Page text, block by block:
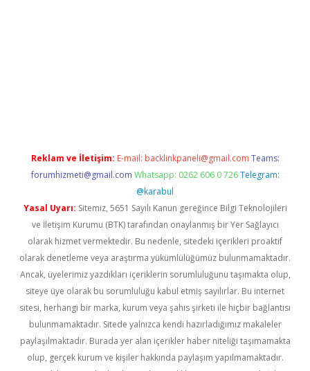
Reklam ve İletişim: E-mail: backlinkpaneli@gmail.com Teams:
forumhizmeti@gmail.com Whatsapp: 0262 606 0 726 Telegram:
@karabul
Yasal Uyarı: Sitemiz, 5651 Sayılı Kanun gereğince Bilgi Teknolojileri
ve İletişim Kurumu (BTK) tarafından onaylanmış bir Yer Sağlayıcı
olarak hizmet vermektedir. Bu nedenle, sitedeki içerikleri proaktif
olarak denetleme veya araştırma yükümlülüğümüz bulunmamaktadır.
Ancak, üyelerimiz yazdıkları içeriklerin sorumluluğunu taşımakta olup,
siteye üye olarak bu sorumluluğu kabul etmiş sayılırlar. Bu internet
sitesi, herhangi bir marka, kurum veya şahıs şirketi ile hiçbir bağlantısı
bulunmamaktadır. Sitede yalnızca kendi hazırladığımız makaleler
paylaşılmaktadır. Burada yer alan içerikler haber niteliği taşımamakta
olup, gerçek kurum ve kişiler hakkında paylaşım yapılmamaktadır.